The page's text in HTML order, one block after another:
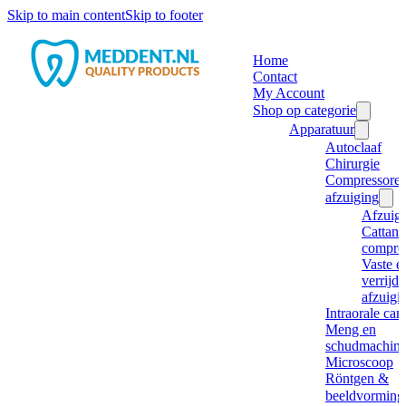
Skip to main contentSkip to footer
Home
Contact
My Account
Shop op categorie
Apparatuur
Autoclaaf
Chirurgie
afzuiging
Cattani
Vaste
Intraorale
Meng en
Microscoop
Röntgen &
beeldvorming